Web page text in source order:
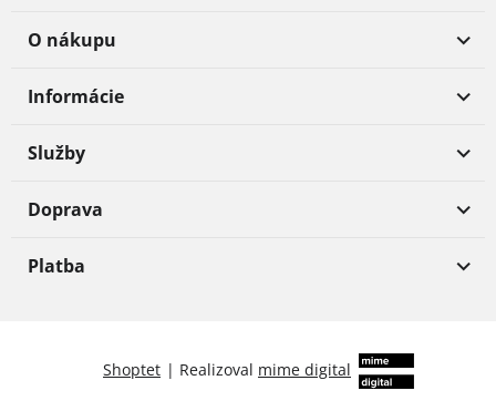
O nákupu
Informácie
Služby
Doprava
Platba
Shoptet | Realizoval mime digital